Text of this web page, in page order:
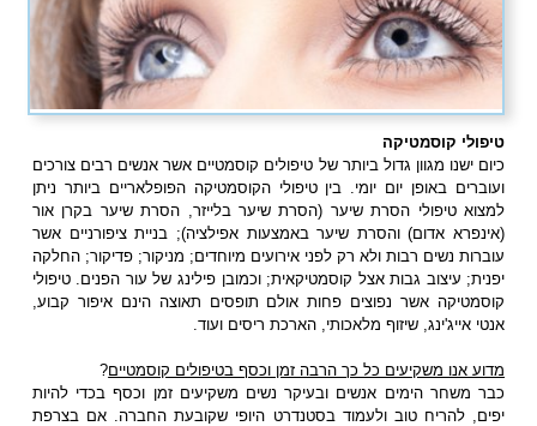
טיפולי קוסמטיקה
כיום ישנו מגוון גדול ביותר של טיפולים קוסמטיים אשר אנשים רבים צורכים
ועוברים באופן יום יומי. בין טיפולי הקוסמטיקה הפופלאריים ביותר ניתן
למצוא טיפולי הסרת שיער (הסרת שיער בלייזר, הסרת שיער בקרן אור
(אינפרא אדום) והסרת שיער באמצעות אפילציה); בניית ציפורניים אשר
עוברות נשים רבות ולא רק לפני אירועים מיוחדים; מניקור; פדיקור; החלקה
יפנית; עיצוב גבות אצל קוסמטיקאית; וכמובן פילינג של עור הפנים. טיפולי
קוסמטיקה אשר נפוצים פחות אולם תופסים תאוצה הינם איפור קבוע,
אנטי אייג'ינג, שיזוף מלאכותי, הארכת ריסים ועוד.
מדוע אנו משקיעים כל כך הרבה זמן וכסף בטיפולים קוסמטיים?
כבר משחר הימים אנשים ובעיקר נשים משקיעים זמן וכסף בכדי להיות
יפים, להריח טוב ולעמוד בסטנדרט היופי שקובעת החברה. אם בצרפת